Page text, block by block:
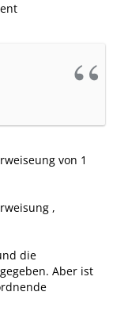
von 1
,
die
Aber ist